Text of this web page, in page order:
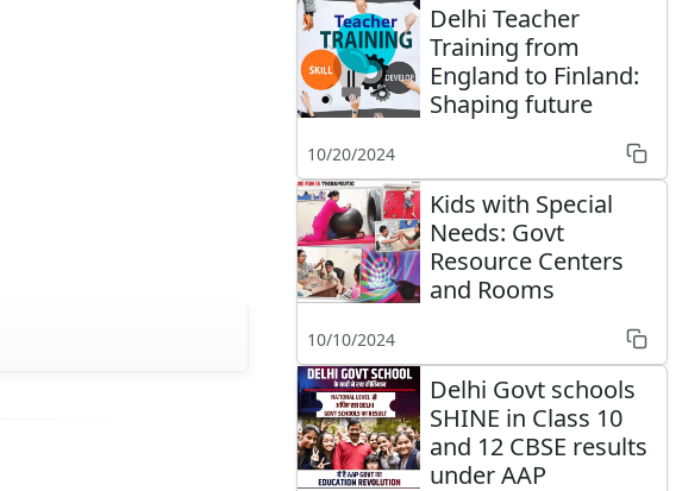
Delhi Teacher
Training from
England to Finland:
Shaping future
10/20/2024
Kids with Special
Needs: Govt
Resource Centers
and Rooms
10/10/2024
Delhi Govt schools
SHINE in Class 10
and 12 CBSE results
under AAP